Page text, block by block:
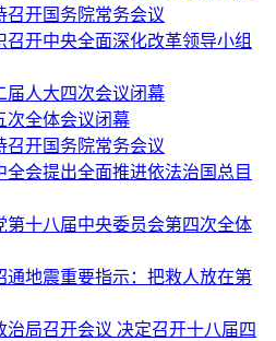
召开国务院常务会议
召开中央全面深化改革领导小组
届人大四次会议闭幕
次全体会议闭幕
召开国务院常务会议
全会提出全面推进依法治国总目
第十八届中央委员会第四次全体
通地震重要指示：把救人放在第
治局召开会议 决定召开十八届四